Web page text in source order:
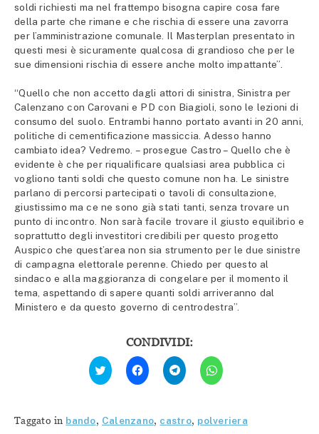
soldi richiesti ma nel frattempo bisogna capire cosa fare
della parte che rimane e che rischia di essere una zavorra
per l’amministrazione comunale. Il Masterplan presentato in
questi mesi è sicuramente qualcosa di grandioso che per le
sue dimensioni rischia di essere anche molto impattante”.
“Quello che non accetto dagli attori di sinistra, Sinistra per
Calenzano con Carovani e PD con Biagioli, sono le lezioni di
consumo del suolo. Entrambi hanno portato avanti in 20 anni,
politiche di cementificazione massiccia. Adesso hanno
cambiato idea? Vedremo. – prosegue Castro – Quello che è
evidente è che per riqualificare qualsiasi area pubblica ci
vogliono tanti soldi che questo comune non ha. Le sinistre
parlano di percorsi partecipati o tavoli di consultazione,
giustissimo ma ce ne sono già stati tanti, senza trovare un
punto di incontro. Non sarà facile trovare il giusto equilibrio e
soprattutto degli investitori credibili per questo progetto
Auspico che quest’area non sia strumento per le due sinistre
di campagna elettorale perenne. Chiedo per questo al
sindaco e alla maggioranza di congelare per il momento il
tema, aspettando di sapere quanti soldi arriveranno dal
Ministero e da questo governo di centrodestra”.
CONDIVIDI:
Fai
clic
qui
Twitter
(Si
Fai
clic
per
condividere
apre
Fai
clic
per
condividere
apre
Fai
clic
per
apre
Taggato in bando, Calenzano, castro, polveriera